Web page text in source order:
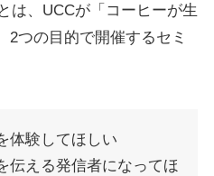
は、UCCが「コーヒーが生
2つの目的で開催するセミ
体験してほしい
伝える発信者になってほ